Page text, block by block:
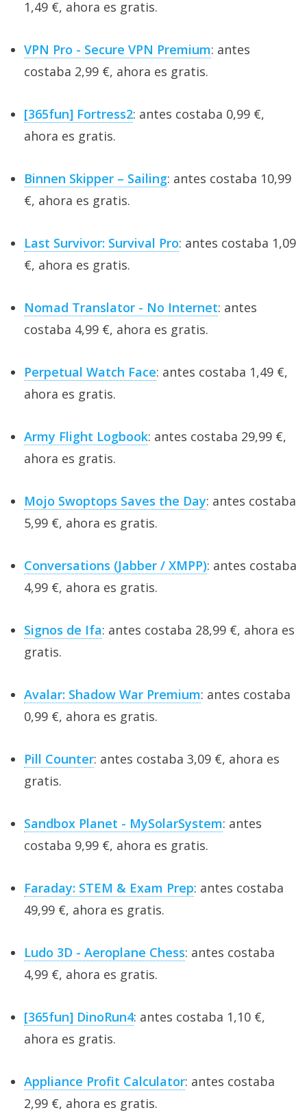
1,49 €, ahora es gratis.
VPN Pro - Secure VPN Premium: antes
costaba 2,99 €, ahora es gratis.
[365fun] Fortress2: antes costaba 0,99 €,
ahora es gratis.
Binnen Skipper – Sailing: antes costaba 10,99
€, ahora es gratis.
Last Survivor: Survival Pro: antes costaba 1,09
€, ahora es gratis.
Nomad Translator - No Internet: antes
costaba 4,99 €, ahora es gratis.
Perpetual Watch Face: antes costaba 1,49 €,
ahora es gratis.
Army Flight Logbook: antes costaba 29,99 €,
ahora es gratis.
Mojo Swoptops Saves the Day: antes costaba
5,99 €, ahora es gratis.
Conversations (Jabber / XMPP): antes costaba
4,99 €, ahora es gratis.
Signos de Ifa: antes costaba 28,99 €, ahora es
gratis.
Avalar: Shadow War Premium: antes costaba
0,99 €, ahora es gratis.
Pill Counter: antes costaba 3,09 €, ahora es
gratis.
Sandbox Planet - MySolarSystem: antes
costaba 9,99 €, ahora es gratis.
Faraday: STEM & Exam Prep: antes costaba
49,99 €, ahora es gratis.
Ludo 3D - Aeroplane Chess: antes costaba
4,99 €, ahora es gratis.
[365fun] DinoRun4: antes costaba 1,10 €,
ahora es gratis.
Appliance Profit Calculator: antes costaba
2,99 €, ahora es gratis.